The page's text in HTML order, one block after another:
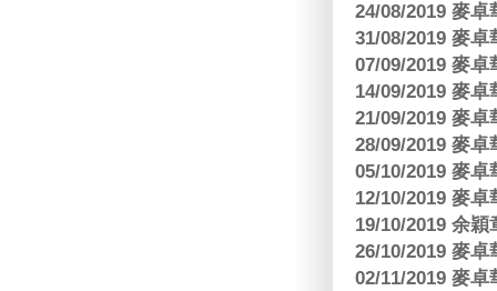
24/08/2019 麥
31/08/2019 麥
07/09/2019 麥
14/09/2019 麥
21/09/2019 麥
28/09/2019 麥
05/10/2019 麥
12/10/2019 麥
19/10/2019 余
26/10/2019 麥
02/11/2019 麥